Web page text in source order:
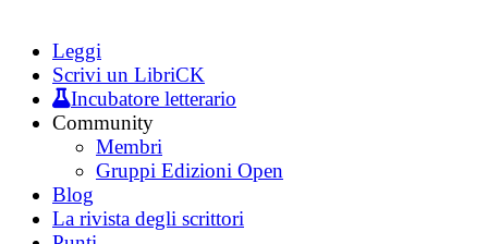
Leggi
Scrivi un LibriCK
Incubatore letterario
Community
Membri
Gruppi Edizioni Open
Blog
La rivista degli scrittori